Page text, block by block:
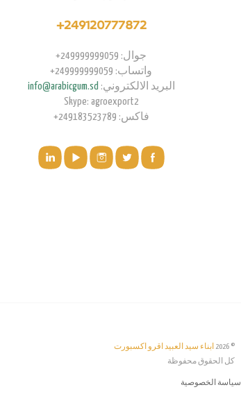
249120777872+
جوال: 249999999059+
واتساب: 249999999059+
البريد الالكتروني: info@arabicgum.sd
Skype: agroexport2
فاكس: 249183523789+
© 2026
ابناء سيد العبيد اقرو اكسبورت
كل الحقوق محفوظة
سياسة الخصوصية